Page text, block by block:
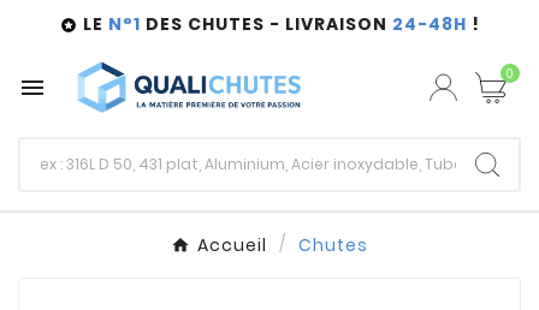
 LE N°1 DES CHUTES - LIVRAISON 24-48H !
 0
Accueil Chutes